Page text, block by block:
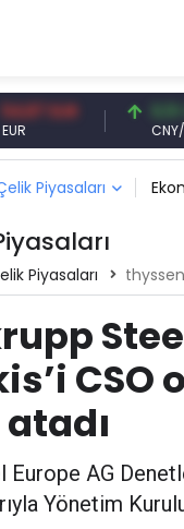
EUR 0,13 CNY
CNY/EUR
Piyasaları
Piyasaları
AG
Yönetim